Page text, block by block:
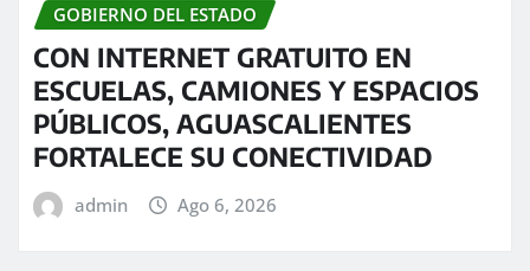
GOBIERNO DEL ESTADO
CON INTERNET GRATUITO EN
ESCUELAS, CAMIONES Y ESPACIOS
PÚBLICOS, AGUASCALIENTES
FORTALECE SU CONECTIVIDAD
admin Ago 6, 2026